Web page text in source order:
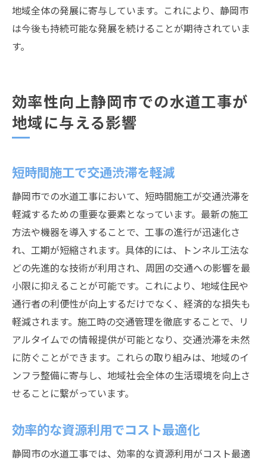
地域全体の発展に寄与しています。これにより、静岡市
は今後も持続可能な発展を続けることが期待されていま
す。
効率性向上静岡市での水道工事が
地域に与える影響
短時間施工で交通渋滞を軽減
静岡市での水道工事において、短時間施工が交通渋滞を
軽減するための重要な要素となっています。最新の施工
方法や機器を導入することで、工事の進行が迅速化さ
れ、工期が短縮されます。具体的には、トンネル工法な
どの先進的な技術が利用され、周囲の交通への影響を最
小限に抑えることが可能です。これにより、地域住民や
通行者の利便性が向上するだけでなく、経済的な損失も
軽減されます。施工時の交通管理を徹底することで、リ
アルタイムでの情報提供が可能となり、交通渋滞を未然
に防ぐことができます。これらの取り組みは、地域のイ
ンフラ整備に寄与し、地域社会全体の生活環境を向上さ
せることに繋がっています。
効率的な資源利用でコスト最適化
静岡市の水道工事では、効率的な資源利用がコスト最適